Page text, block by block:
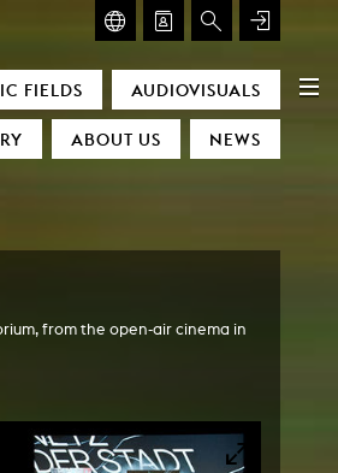
FIELDS AUDIOVISUALS
ABOUT US NEWS
from the open-air cinema in
– Room for Art & Discourse